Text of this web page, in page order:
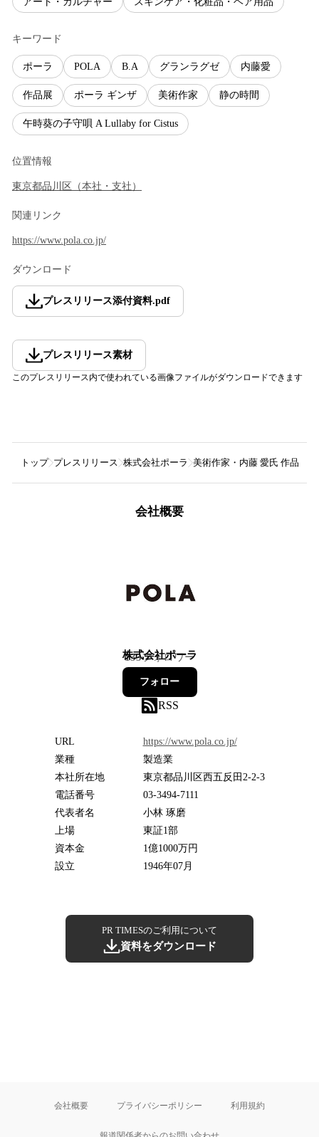
キーワード
ポーラ POLA B.A グランラグゼ 内藤愛
作品展 ポーラ ギンザ 美術作家 静の時間
午時葵の子守唄 A Lullaby for Cistus
位置情報
東京都品川区 （本社・支社 ）
関連リンク
https://www.pola.co.jp/
ダウンロード
プレスリリース添付資料.pdf
プレスリリース素材
このプレスリリース内で使われている画像ファイルがダウンロードできます
トップ プレスリリース 株式会社ポーラ 美術作家・内藤 愛氏 作品展
会社概要
株式会社ポーラ
133フォロワー
フォロー
RSS
URL
https://www.pola.co.jp/
業種
製造業
本社所在地
東京都品川区西五反田2-2-3
電話番号
03-3494-7111
代表者名
小林 琢磨
上場
東証1部
資本金
1億1000万円
設立
1946年07月
PR TIMESのご利用について
資料をダウンロード
会社概要 プライバシーポリシー 利用規約